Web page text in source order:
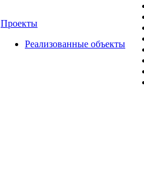
Проекты
Реализованные объекты